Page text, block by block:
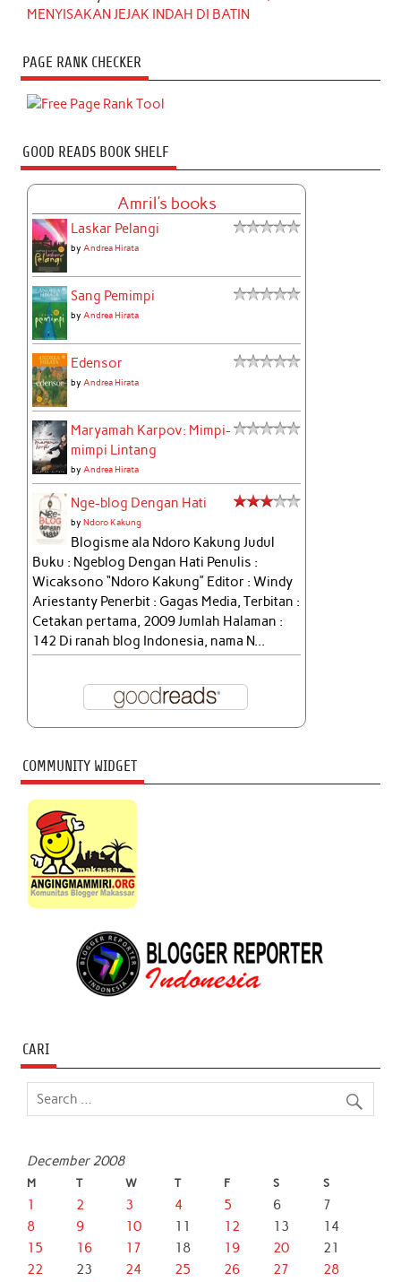
MENYISAKAN JEJAK INDAH DI BATIN
PAGE RANK CHECKER
GOOD READS BOOK SHELF
Amril's books
Laskar Pelangi
byAndrea Hirata
Sang Pemimpi
byAndrea Hirata
Edensor
byAndrea Hirata
Maryamah Karpov: Mimpi-
mimpi Lintang
byAndrea Hirata
Nge-blog Dengan Hati
byNdoro Kakung
Blogisme ala Ndoro Kakung Judul
Buku : Ngeblog Dengan Hati Penulis :
Wicaksono “Ndoro Kakung” Editor : Windy
Ariestanty Penerbit : Gagas Media, Terbitan :
Cetakan pertama, 2009 Jumlah Halaman :
142 Di ranah blog Indonesia, nama N...
COMMUNITY WIDGET
CARI
December 2008
M T W T F S S
1 2 3 4 5 6
7
8
9 10 11 12 13
14
15
16 17 18 19 20
21
22
23 24 25 26 27
28